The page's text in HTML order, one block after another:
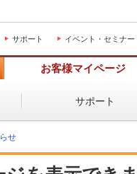
サポート イベント・セミナー
お客様マイページ
サポート
せ